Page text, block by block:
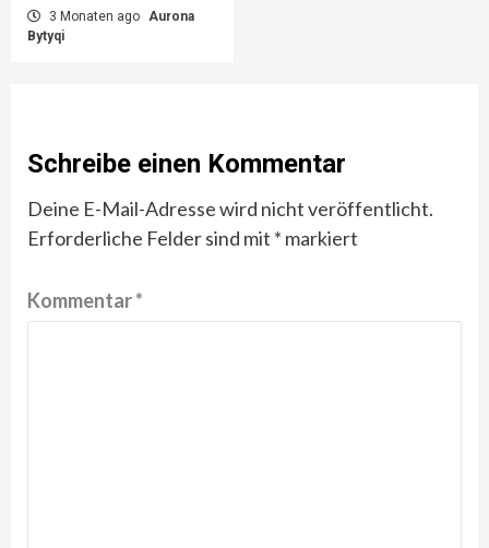
3 Monaten ago Aurona
Bytyqi
Schreibe einen Kommentar
Deine E-Mail-Adresse wird nicht veröffentlicht.
Erforderliche Felder sind mit * markiert
Kommentar*